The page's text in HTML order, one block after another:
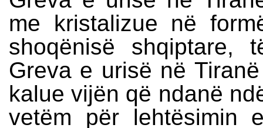
me kristalizue në
shoqënisë shqiptare,
Greva e urisë në
kalue vijën që ndanë
vetëm për lehtësimin